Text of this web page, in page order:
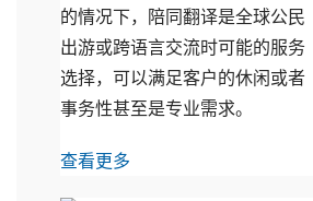
的情况下，陪同翻译是全球公民
出游或跨语言交流时可能的服务
选择，可以满足客户的休闲或者
事务性甚至是专业需求。
查看更多